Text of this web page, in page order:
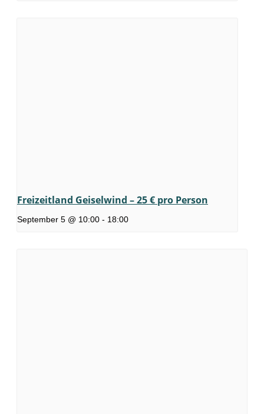
Freizeitland Geiselwind – 25 € pro Person
September 5 @ 10:00 - 18:00